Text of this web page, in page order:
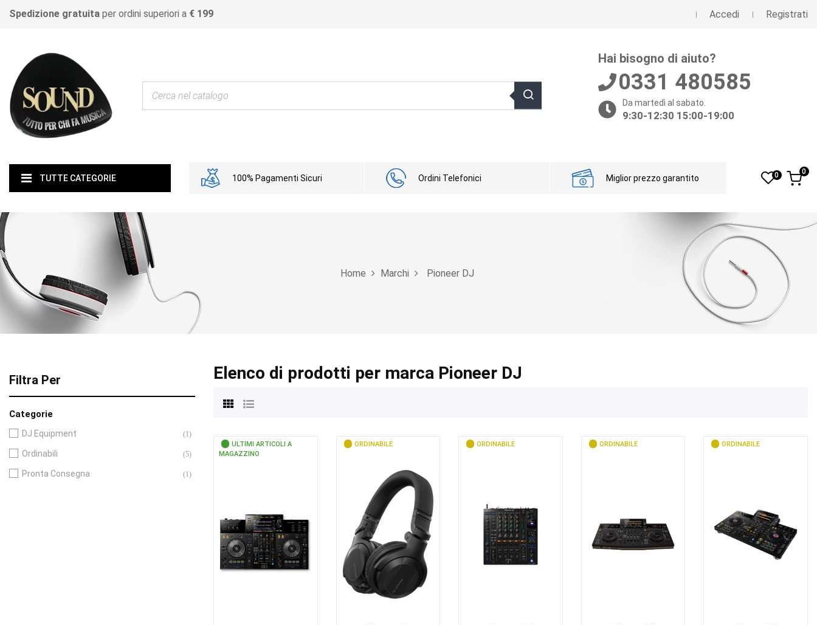
Spedizione gratuita per ordini superiori a € 199 Accedi Registrati
Hai bisogno di aiuto?
0331 480585
Da martedì al sabato.
9:30-12:30 15:00-19:00
TUTTE CATEGORIE 100% Pagamenti Sicuri Ordini Telefonici Miglior prezzo garantito 0 0
Home Marchi Pioneer DJ
Filtra Per
Categorie
DJ Equipment (1)
Ordinabili (5)
Pronta Consegna (1)
Elenco di prodotti per marca Pioneer DJ
ULTIMI ARTICOLI A
MAGAZZINO
ORDINABILE ORDINABILE ORDINABILE ORDINABILE